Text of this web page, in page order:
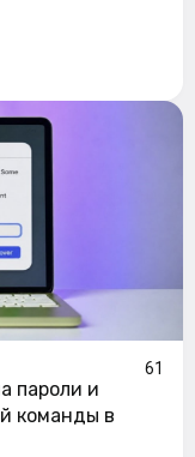
61
пароли и
команды в